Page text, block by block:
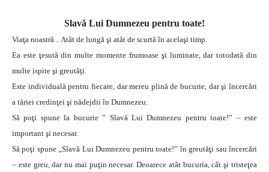
Slavă Lui Dumnezeu pentru toate!
Viaţa noastră .. Atât de lungă şi atât de scurtă în acelaşi timp.
Ea este ţesută din multe momente frumoase şi luminate, dar totodată din
multe ispite şi greutăţi.
Este individuală pentru fiecare, dar mereu plină de bucurie, dar şi încercări
a tăriei credinţei şi nădejdii în Dumnezeu.
Să poţi spune la bucurie ” Slavă Lui Dumnezeu pentru toate!” – este
important şi necesar.
Să poţi spune „Slavă Lui Dumnezeu pentru toate!” în greutăţi sau încercări
– este greu, dar nu mai puţin necesar. Deoarece atât bucuria, cât şi tristeţea